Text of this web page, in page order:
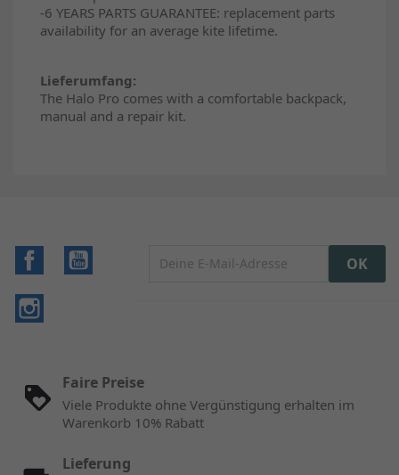
-6 YEARS PARTS GUARANTEE: replacement parts
availability for an average kite lifetime.
Lieferumfang:
The Halo Pro comes with a comfortable backpack,
manual and a repair kit.
Facebook
Faire Preise
Viele Produkte ohne Vergünstigung erhalten im
Warenkorb 10% Rabatt
Lieferung